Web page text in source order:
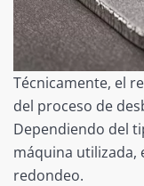
Técnicamente, el
del proceso de
Dependiendo del
máquina utilizada,
redondeo.